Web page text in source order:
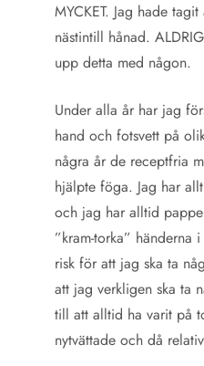
MYCKET. Jag hade
nästintill hånad.
upp detta med någon.
Under alla år har jag
hand och fotsvett på
några år de receptfria
hjälpte föga. Jag har
och jag har alltid
”kram-torka”
risk för att jag ska ta
att jag verkligen ska ta
till att alltid ha varit på
nytvättade och då